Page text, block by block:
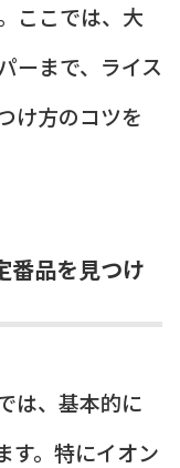
ここでは、大
ーまで、ライス
け方のコツを
番品を見つけ
は、基本的に
す。特にイオン